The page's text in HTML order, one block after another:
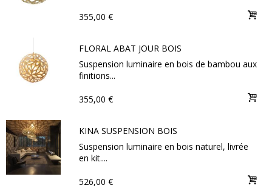
355,00 €
FLORAL ABAT JOUR BOIS
Suspension luminaire en bois de bambou aux
finitions...
355,00 €
KINA SUSPENSION BOIS
Suspension luminaire en bois naturel, livrée
en kit....
526,00 €